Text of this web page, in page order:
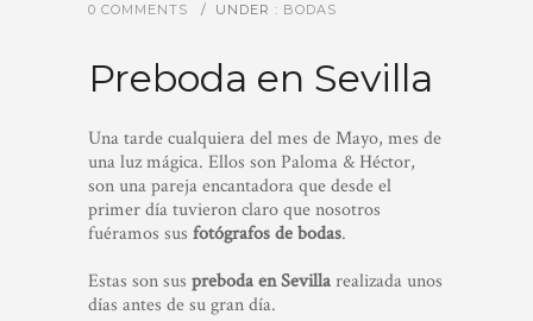
0 COMMENTS
/ UNDER : BODAS
Preboda en Sevilla
Una tarde cualquiera del mes de Mayo, mes de
una luz mágica. Ellos son Paloma & Héctor,
son una pareja encantadora que desde el
primer día tuvieron claro que nosotros
fuéramos sus fotógrafos de bodas.
Estas son sus preboda en Sevillarealizada unos
días antes de su gran día.